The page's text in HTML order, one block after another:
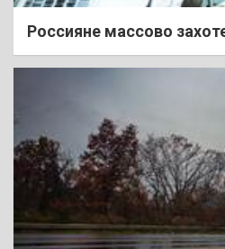
Россияне массово